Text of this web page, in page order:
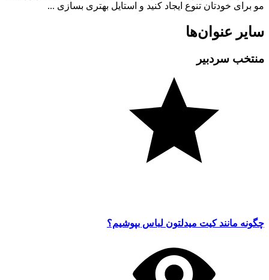
مو برای خودتان تنوع ایجاد کنید و استایل بهتری بسازی ...
سایر عنوان‌ها
منتخب سردبیر
چگونه مانند کیت میدلتون لباس بپوشیم؟